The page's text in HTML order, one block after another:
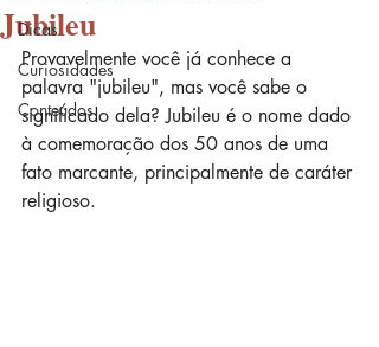
Dicas
Curiosidades
Conteúdos
Jubileu
Provavelmente você já conhece a
palavra "jubileu", mas você sabe o
significado dela? Jubileu é o nome dado
à comemoração dos 50 anos de uma
fato marcante, principalmente de caráter
religioso.